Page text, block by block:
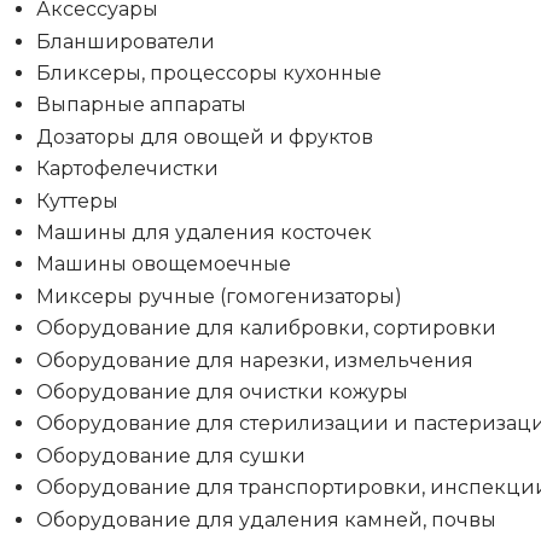
Аксессуары
Бланширователи
Бликсеры, процессоры кухонные
Выпарные аппараты
Дозаторы для овощей и фруктов
Картофелечистки
Куттеры
Машины для удаления косточек
Машины овощемоечные
Миксеры ручные (гомогенизаторы)
Оборудование для калибровки, сортировки
Оборудование для нарезки, измельчения
Оборудование для очистки кожуры
Оборудование для стерилизации и
Оборудование для сушки
Оборудование для транспортировки,
Оборудование для удаления камней, почвы